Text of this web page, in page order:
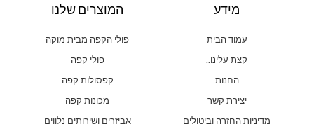
מידע
עמוד הבית
קצת עלינו..
החנות
יצירת קשר
מדיניות החזרה וביטולים
המוצרים שלנו
פולי הקפה מבית מוקה
פולי קפה
קפסולות קפה
מכונות קפה
אביזרים ושירותים נלווים